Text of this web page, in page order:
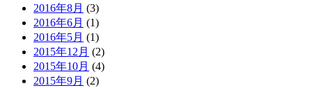
2016年8月 (3)
2016年6月 (1)
2016年5月 (1)
2015年12月 (2)
2015年10月 (4)
2015年9月 (2)